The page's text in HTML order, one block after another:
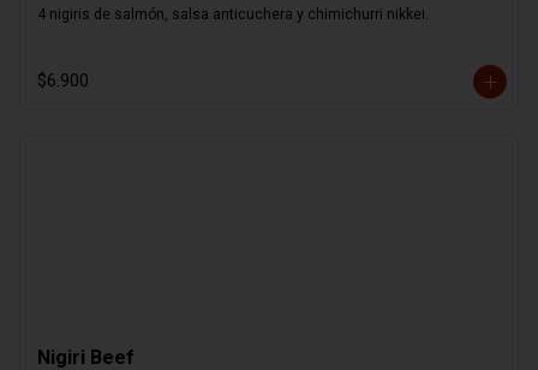
4 nigiris de salmón, salsa anticuchera y chimichurri nikkei.
$6.900
Nigiri Beef